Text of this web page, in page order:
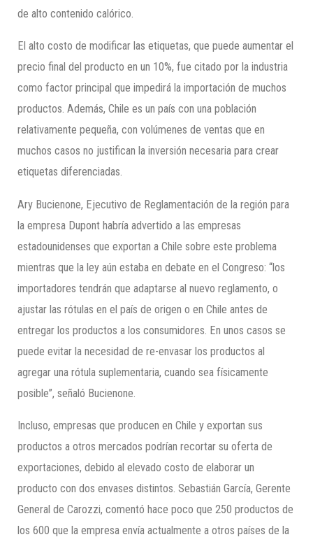
de alto contenido calórico.
El alto costo de modificar las etiquetas, que puede aumentar el
precio final del producto en un 10%, fue citado por la industria
como factor principal que impedirá la importación de muchos
productos. Además, Chile es un país con una población
relativamente pequeña, con volúmenes de ventas que en
muchos casos no justifican la inversión necesaria para crear
etiquetas diferenciadas.
Ary Bucienone, Ejecutivo de Reglamentación de la región para
la empresa Dupont habría advertido a las empresas
estadounidenses que exportan a Chile sobre este problema
mientras que la ley aún estaba en debate en el Congreso: “los
importadores tendrán que adaptarse al nuevo reglamento, o
ajustar las rótulas en el país de origen o en Chile antes de
entregar los productos a los consumidores. En unos casos se
puede evitar la necesidad de re-envasar los productos al
agregar una rótula suplementaria, cuando sea físicamente
posible”, señaló Bucienone.
Incluso, empresas que producen en Chile y exportan sus
productos a otros mercados podrían recortar su oferta de
exportaciones, debido al elevado costo de elaborar un
producto con dos envases distintos. Sebastián García, Gerente
General de Carozzi, comentó hace poco que 250 productos de
los 600 que la empresa envía actualmente a otros países de la